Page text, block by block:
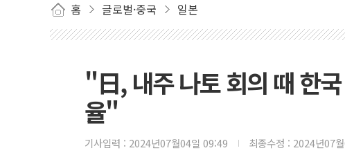
홈 글로벌·중국 일본
"日, 내주 나토 회의 때 한
율"
기사입력 : 2024년07월04일 09:49 최종수정 : 2024년07